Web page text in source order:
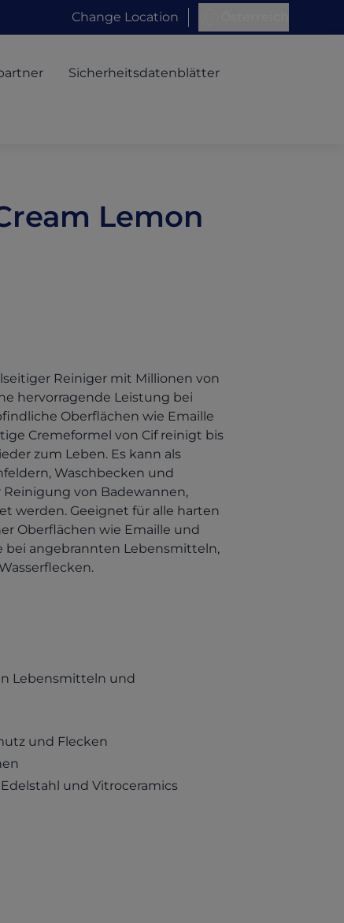
Change Location
Sicherheitsdatenblätter
Lemon
Reiniger mit Millionen von
hervorragende Leistung bei
Oberflächen wie Emaille
Cremeformel von Cif reinigt bis
zum Leben. Es kann als
Waschbecken und
Reinigung von Badewannen,
werden. Geeignet für alle harten
Oberflächen wie Emaille und
bei angebrannten Lebensmitteln,
Lebensmitteln und
und Flecken
und Vitroceramics